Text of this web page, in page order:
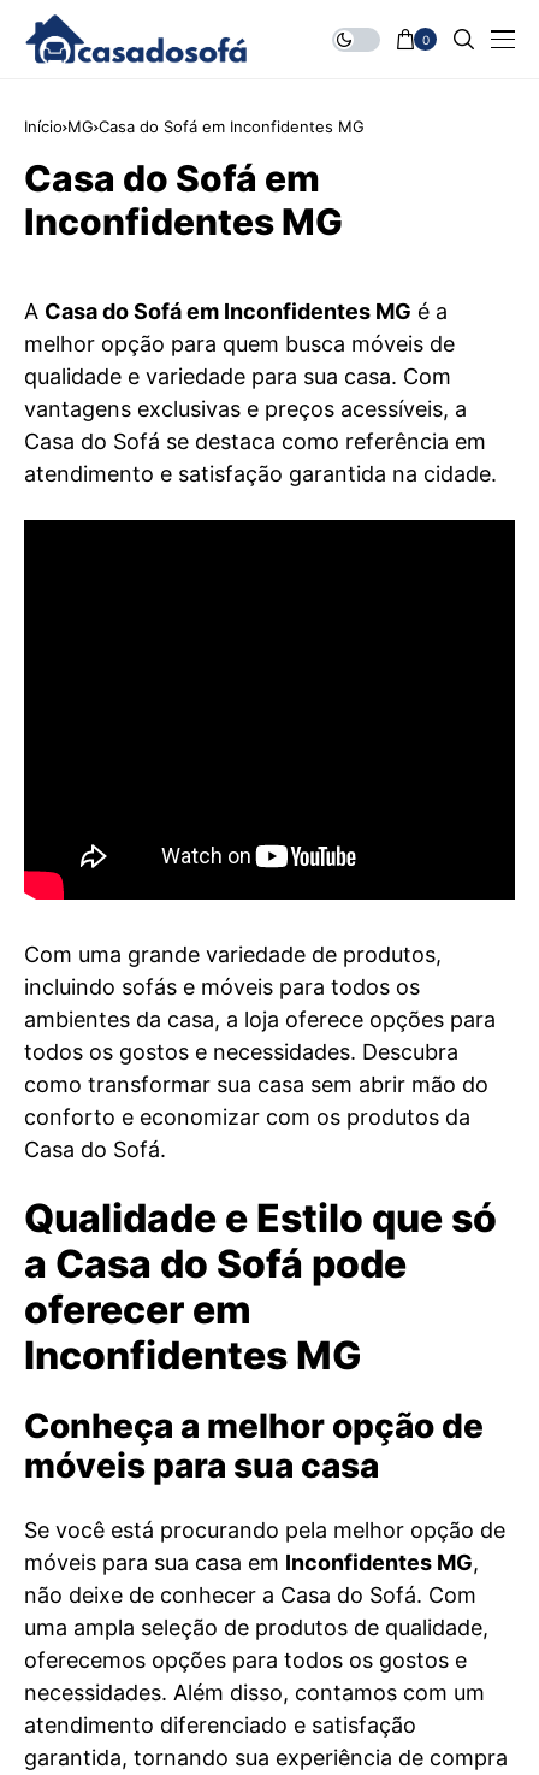
0
Início MG Casa do Sofá em Inconfidentes MG
Casa do Sofá em
Inconfidentes MG
A Casa do Sofá em Inconfidentes MG é a
melhor opção para quem busca móveis de
qualidade e variedade para sua casa. Com
vantagens exclusivas e preços acessíveis, a
Casa do Sofá se destaca como referência em
atendimento e satisfação garantida na cidade.
Com uma grande variedade de produtos,
incluindo sofás e móveis para todos os
ambientes da casa, a loja oferece opções para
todos os gostos e necessidades. Descubra
como transformar sua casa sem abrir mão do
conforto e economizar com os produtos da
Casa do Sofá.
Qualidade e Estilo que só
a Casa do Sofá pode
oferecer em
Inconfidentes MG
Conheça a melhor opção de
móveis para sua casa
Se você está procurando pela melhor opção de
móveis para sua casa em Inconfidentes MG,
não deixe de conhecer a Casa do Sofá. Com
uma ampla seleção de produtos de qualidade,
oferecemos opções para todos os gostos e
necessidades. Além disso, contamos com um
atendimento diferenciado e satisfação
garantida, tornando sua experiência de compra